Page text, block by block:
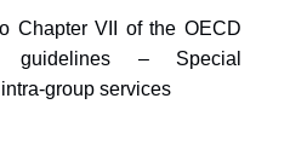
Chapter VII of the OECD
guidelines – Special
group services